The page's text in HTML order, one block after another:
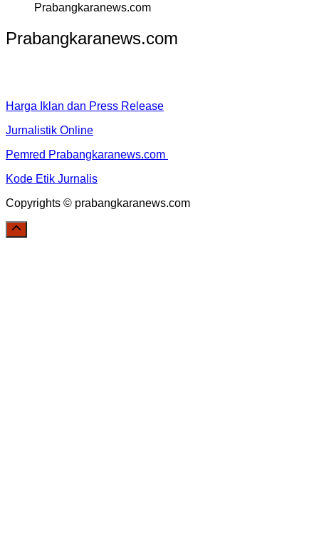
Prabangkaranews.com
Prabangkaranews.com
Harga Iklan dan Press Release
Jurnalistik Online
Pemred Prabangkaranews.com
Kode Etik Jurnalis
Copyrights © prabangkaranews.com